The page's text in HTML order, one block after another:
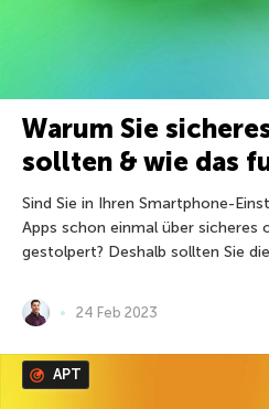
Warum Sie
sollten & wie das
Sind Sie in Ihren Smartphone-
Apps schon einmal über sicheres
gestolpert? Deshalb sollten Sie
24 Feb 2023
APT